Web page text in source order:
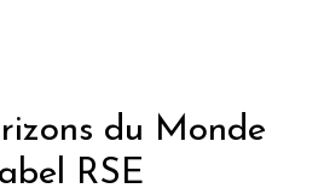
du Monde
RSE